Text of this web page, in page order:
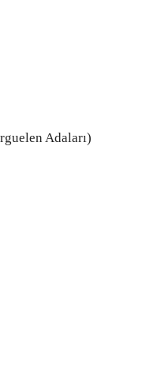
Adaları)